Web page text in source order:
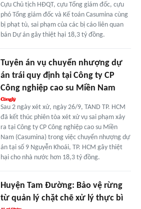
Cựu Chủ tịch HĐQT, cựu Tổng giám đốc, cựu
phó Tổng giám đốc và Kế toán Casumina cùng
bị phạt tù, sai phạm của các bị cáo liên quan
bán Dự án gây thiệt hại 18,3 tỷ đồng.
Tuyên án vụ chuyển nhượng dự
án trái quy định tại Công ty CP
Công nghiệp cao su Miền Nam
Sau 2 ngày xét xử, ngày 26/9, TAND TP. HCM
đã kết thúc phiên tòa xét xử vụ sai phạm xảy
ra tại Công ty CP Công nghiệp cao su Miền
Nam (Casumina) trong việc chuyển nhượng dự
án tại số 9 Nguyễn Khoái, TP. HCM gây thiệt
hại cho nhà nước hơn 18,3 tỷ đồng.
Huyện Tam Đường: Bảo vệ rừng
từ quản lý chặt chẽ xử lý thực bì